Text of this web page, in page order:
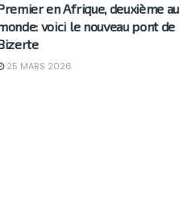
en Afrique, deuxième au
voici le nouveau pont de
25 MARS 2026